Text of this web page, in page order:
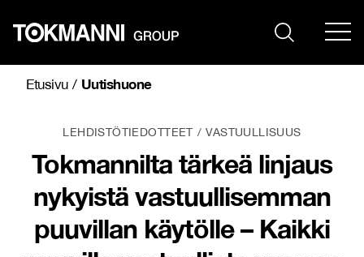
sisältöön
Etusivu/ Uutishuone
LEHDISTÖTIEDOTTEET VASTUULLISUUS
Tokmannilta tärkeä linjaus
nykyistä vastuullisemman
puuvillan käytölle – Kaikki